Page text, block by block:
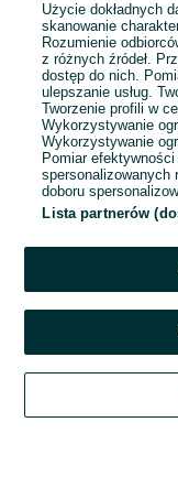
1
Szukaj
Użycie dokładnych
skanowanie
Rozumienie
z różnych źródeł.
dostęp do nich.
ulepszanie usług.
Tworzenie profili w
Wykorzystywanie
Wykorzystywanie
Pomiar
spersonalizowanych
doboru
Lista partnerów